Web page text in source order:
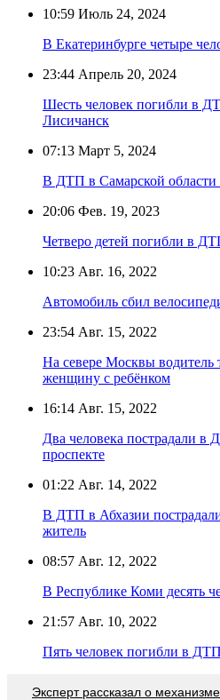
10:59 Июль 24, 2024
В Екатеринбурге четыре
23:44 Апрель 20, 2024
Шесть человек погибли в
Лисичанск
07:13 Март 5, 2024
В ДТП в Самарской области
20:06 Фев. 19, 2023
Четверо детей погибли в
10:23 Авг. 16, 2022
Автомобиль сбил
23:54 Авг. 15, 2022
На севере Москвы
женщину с ребёнком
16:14 Авг. 15, 2022
Два человека пострадали в
проспекте
01:22 Авг. 14, 2022
В ДТП в Абхазии
житель
08:57 Авг. 12, 2022
В Республике Коми десять
21:57 Авг. 10, 2022
Пять человек погибли в
Эксперт рассказал о